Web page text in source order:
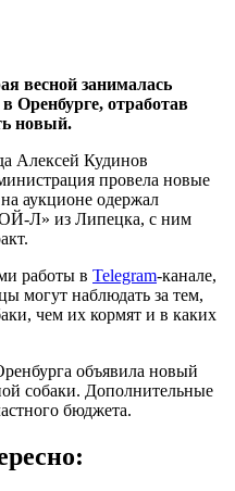
весной занималась
Оренбурге, отработав
новый.
Алексей Кудинов
провела новые
аукционе одержал
Л» из Липецка, с ним
работы в Telegram-канале,
могут наблюдать за тем,
чем их кормят и в каких
объявила новый
собаки. Дополнительные
бюджета.